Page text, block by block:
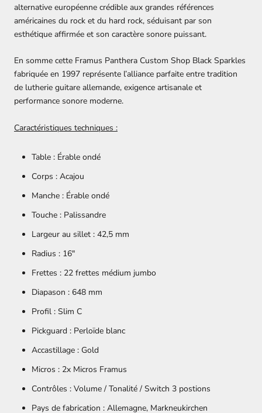
alternative européenne crédible aux grandes références
américaines du rock et du hard rock, séduisant par son
esthétique affirmée et son caractère sonore puissant.
En somme cette Framus Panthera Custom Shop Black Sparkles
fabriquée en 1997 représente l’alliance parfaite entre tradition
de lutherie guitare allemande, exigence artisanale et
performance sonore moderne.
Caractéristiques techniques :
Table : Érable ondé
Corps : Acajou
Manche : Érable ondé
Touche : Palissandre
Largeur au sillet : 42,5 mm
Radius : 16"
Frettes : 22 frettes médium jumbo
Diapason : 648 mm
Profil : Slim C
Pickguard : Perloïde blanc
Accastillage : Gold
Micros : 2x Micros Framus
Contrôles : Volume / Tonalité / Switch 3 postions
Pays de fabrication : Allemagne, Markneukirchen